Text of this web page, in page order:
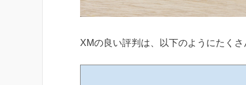
XMの良い評判は、以下のようにたくさ